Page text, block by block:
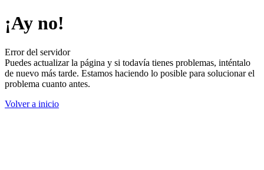
¡Ay no!
Error del servidor
Puedes actualizar la página y si todavía tienes problemas, inténtalo
de nuevo más tarde. Estamos haciendo lo posible para solucionar el
problema cuanto antes.
Volver a inicio